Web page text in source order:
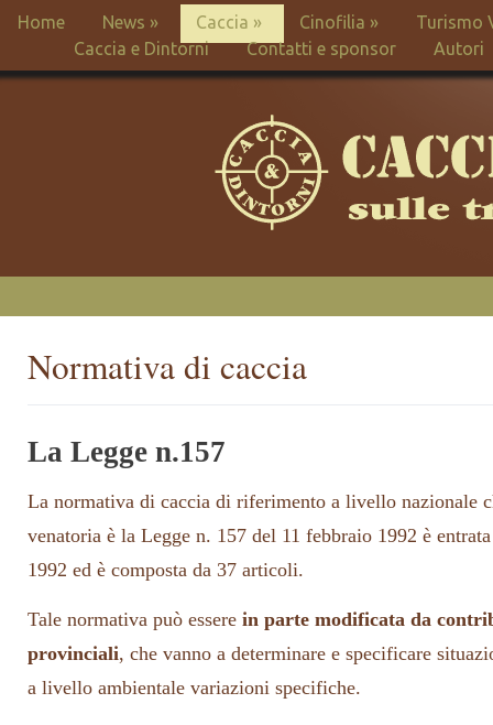
Home News » Caccia » Cinofilia »
Turismo
Caccia e Dintorni
Contatti e sponsor Autori
Normativa di caccia
La Legge n.157
La normativa di caccia di riferimento a livello nazionale
venatoria è la Legge n. 157 del 11 febbraio 1992 è
1992 ed è composta da 37 articoli.
Tale normativa può essere in parte modificata da
provinciali, che vanno a determinare e specificare
a livello ambientale variazioni specifiche.